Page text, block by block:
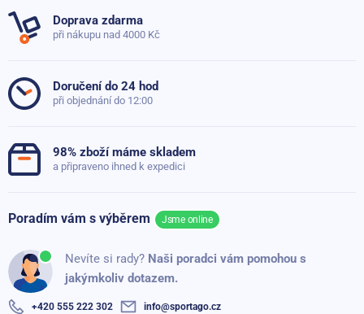
Výška
Obvod 30 - 42 cm
Velikost Univerzální
Obvod od 30
,Střední
Položit dotaz
Doprava zdarma
při nákupu nad 4000 Kč
Doručení do 24 hod
při objednání do 12:00
98% zboží máme skladem
a připraveno ihned k expedici
Poradím vám s výběrem Jsme online
Nevíte si rady? Naši poradci vám pomohou s
jakýmkoliv dotazem.
+420 555 222 302 info@sportago.cz